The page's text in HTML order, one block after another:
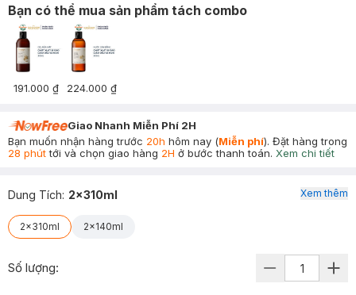
Bạn có thể mua sản phẩm tách combo
191.000 ₫ 224.000 ₫
Giao Nhanh Miễn Phí 2H
Bạn muốn nhận hàng trước 20h hôm nay (Miễn phí). Đặt hàng trong
28 phúttới và chọn giao hàng 2H ở bước thanh toán. Xem chi tiết
Dung Tích: 2x310ml
2x310ml 2x140ml
Xem thêm
Số lượng: